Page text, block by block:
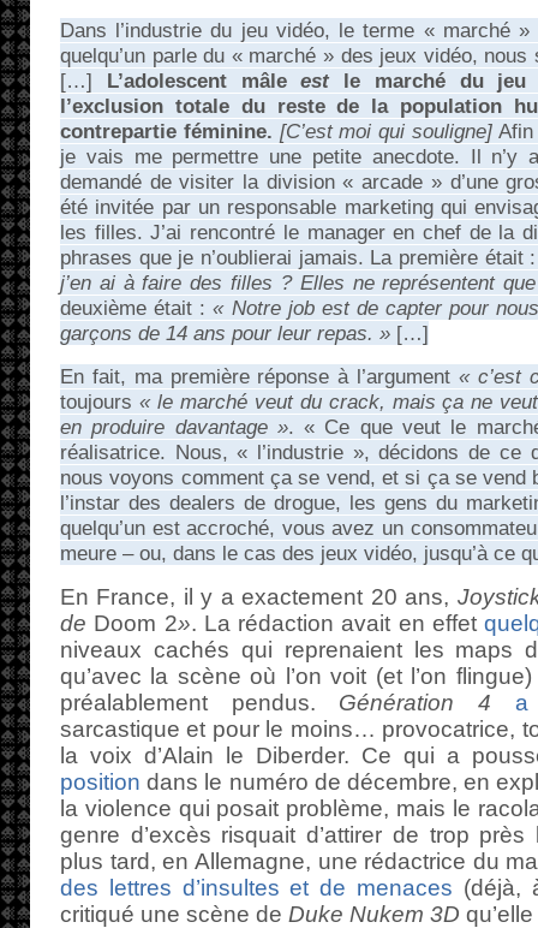
Dans l’industrie du jeu vidéo, le terme « marché
quelqu’un parle du « marché » des jeux vidéo,
[…] L’adolescent mâleestle marché du jeu
l’exclusion totale du reste de la population
contrepartie féminine. [C’est moi qui souligne] Afin
je vais me permettre une petite anecdote. Il n’y
demandé de visiter la division « arcade » d’une
été invitée par un responsable marketing qui
les filles. J’ai rencontré le manager en chef de la
phrases que je n’oublierai jamais. La première était
j’en ai à faire des filles ? Elles ne représentent
deuxième était :« Notre job est de capter pour
garçons de 14 ans pour leur repas. » […]
En fait, ma première réponse à l’argument« c’est
toujours « le marché veut du crack, mais ça ne
en produire davantage ». « Ce que veut le
réalisatrice. Nous, « l’industrie », décidons de
nous voyons comment ça se vend, et si ça se vend
l’instar des dealers de drogue, les gens du
quelqu’un est accroché, vous avez un
meure – ou, dans le cas des jeux vidéo, jusqu’à ce
En France, il y a exactement 20 ans,
de Doom 2». La rédaction avait en effet
niveaux cachés qui reprenaient les maps
qu’avec la scène où l’on voit (et l’on
préalablement pendus. Génération 4
a
sarcastique et pour le moins… provocatrice,
la voix d’Alain le Diberder. Ce qui a
position dans le numéro de décembre, en
la violence qui posait problème, mais le
genre d’excès risquait d’attirer de trop
plus tard, en Allemagne, une rédactrice du
des lettres d’insultes et de menaces (déjà,
critiqué une scène de Duke Nukem 3D